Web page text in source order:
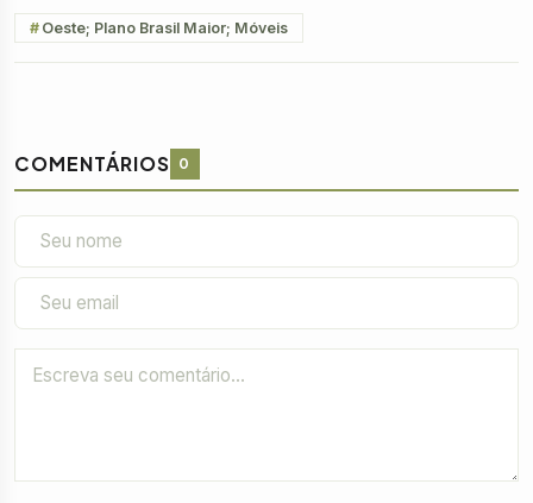
Oeste; Plano Brasil Maior; Móveis
COMENTÁRIOS 0